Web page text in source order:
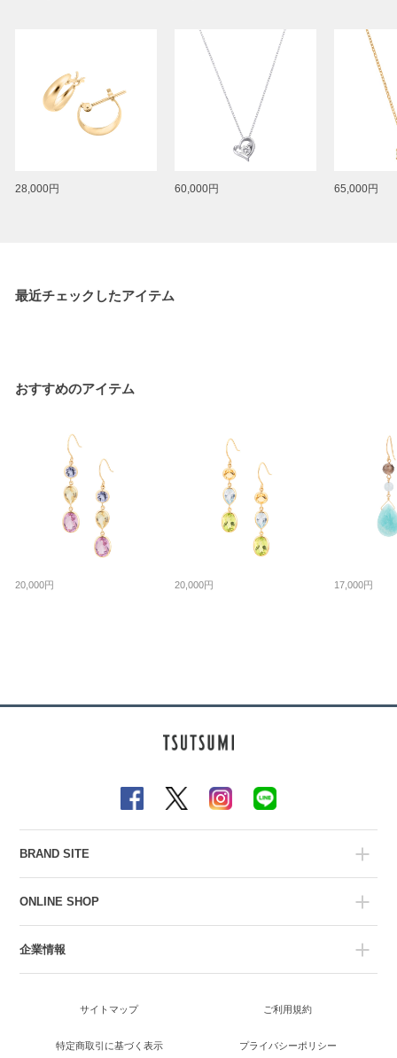
28,000円 60,000円 65,000円
最近チェックしたアイテム
おすすめのアイテム
20,000円 20,000円 17,000円
BRAND SITE
ONLINE SHOP
企業情報
サイトマップ ご利用規約
特定商取引に基づく表示 プライバシーポリシー